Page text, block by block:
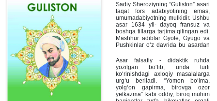
Sadiy Sheroziyning “Guliston” asari
faqat fors adabiyotining emas,
umumadabiyotning mulkidir. Ushbu
asar 1634 yil- dayoq fransuz va
boshqa tillarga tarjima qilingan edi.
Mashhur adiblar Gyote, Gyugo va
Pushkinlar o‘z davrida bu asardan
Asar falsafiy - didaktik ruhda
yozilgan bo‘lib, unda turli
ko‘rinishdagi axloqiy masalalarga
urg‘u beriladi. “Yomon bo‘lma,
yolg‘on gapirma, birovga ozor
yetkazma” kabi oddiy, biroq muhim